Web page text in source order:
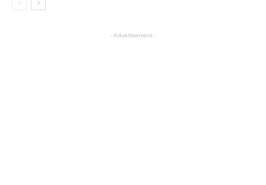
- Advertisement -